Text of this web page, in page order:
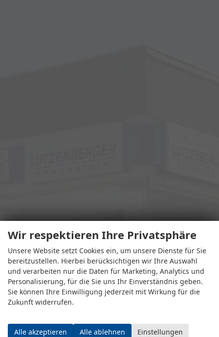
Wir respektieren Ihre Privatsphäre
Unsere Website setzt Cookies ein, um unsere Dienste für Sie
bereitzustellen. Hierbei berücksichtigen wir Ihre Auswahl
und verarbeiten nur die Daten für Marketing, Analytics und
Personalisierung, für die Sie uns Ihr Einverständnis geben.
Sie können Ihre Einwilligung jederzeit mit Wirkung für die
Zukunft widerrufen.
Alle akzeptieren Alle ablehnen Einstellungen